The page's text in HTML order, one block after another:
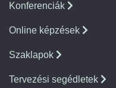
Konferenciák
Online képzések
Szaklapok
Tervezési segédletek